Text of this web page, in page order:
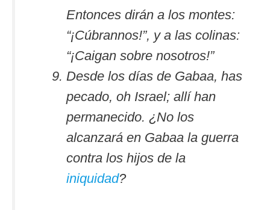
Entonces dirán a los montes:
“¡Cúbrannos!”, y a las colinas:
“¡Caigan sobre nosotros!”
Desde los días de Gabaa, has
pecado, oh Israel; allí han
permanecido. ¿No los
alcanzará en Gabaa la guerra
contra los hijos de la
iniquidad?